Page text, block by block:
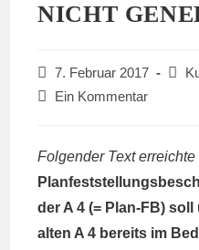
NICHT
Beitrag
veröffentlicht:
7. Februar 2017
Beitrags-
Ein Kommentar
Folgender Text erreichte
der A 4 (= Plan-FB)
alten A 4 bereits im